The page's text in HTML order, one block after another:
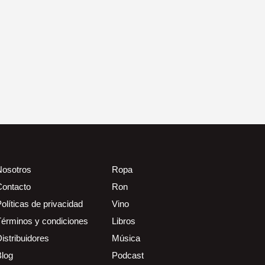
de privacidad
y condiciones
Ropa
Ron
Vino
Libros
Música
Podcast